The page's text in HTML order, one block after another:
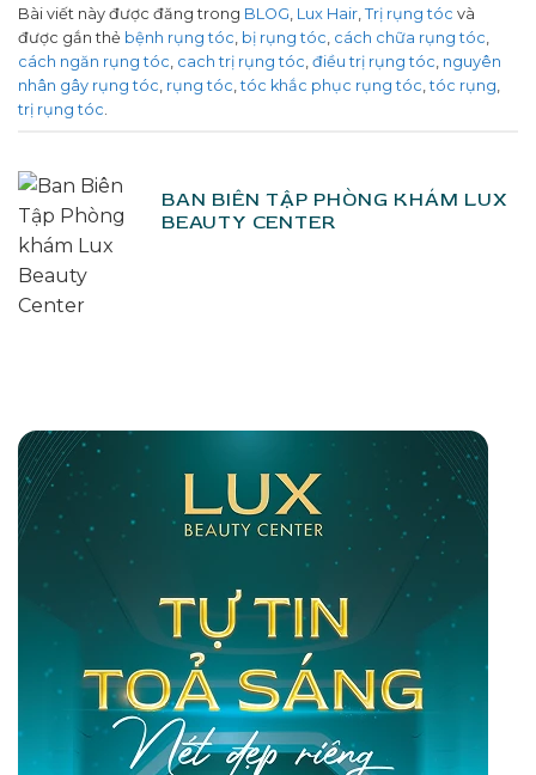
Bài viết này được đăng trong BLOG Lux Hair Trị rụng tóc và
được gắn thẻ bệnh rụng tóc bị rụng tóc cách chữa rụng tóc
cách ngăn rụng tóc cach trị rụng tóc điều trị rụng tóc nguyên
nhân gây rụng tóc rụng tóc ,tóc khắc phục rụng tóc ,tóc rụng
trị rụng tóc
BAN BIÊN TẬP PHÒNG KHÁM LUX
BEAUTY CENTER